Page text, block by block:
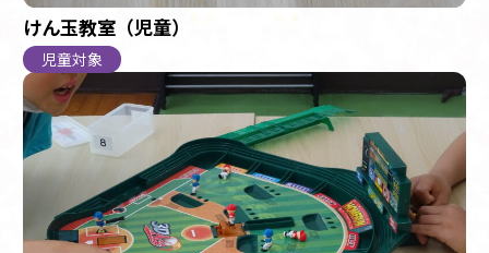
けん玉教室（児童）
児童対象